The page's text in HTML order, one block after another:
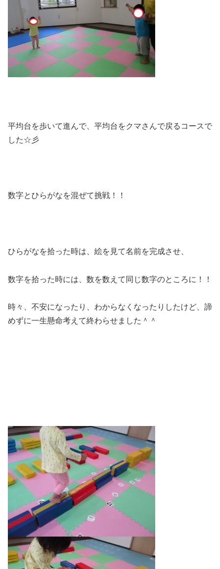
平均台を歩いて進んで、平均台をクマさんで戻るコースで
した☆彡
数字とひらがなを混ぜて挑戦！！
ひらがなを拾った時は、絵を見て名前を完成させ、
数字を拾った時には、数を数えて同じ数字のところに！！
時々、不安になったり、わからなくなったりしたけど、諦
めずに一生懸命考えて終わらせました＾＾